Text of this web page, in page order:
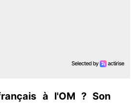
à l'OM ? Son